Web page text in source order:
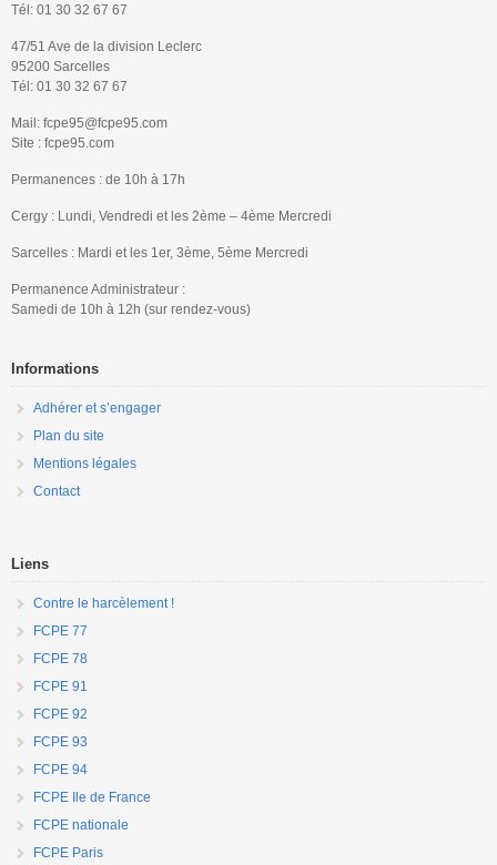
Tél: 01 30 32 67 67
47/51 Ave de la division Leclerc
95200 Sarcelles
Tél: 01 30 32 67 67
Mail: fcpe95@fcpe95.com
Site : fcpe95.com
Permanences : de 10h à 17h
Cergy : Lundi, Vendredi et les 2ème – 4ème Mercredi
Sarcelles : Mardi et les 1er, 3ème, 5ème Mercredi
Permanence Administrateur :
Samedi de 10h à 12h (sur rendez-vous)
Informations
Adhérer et s’engager
Plan du site
Mentions légales
Contact
Liens
Contre le harcèlement !
FCPE 77
FCPE 78
FCPE 91
FCPE 92
FCPE 93
FCPE 94
FCPE Ile de France
FCPE nationale
FCPE Paris